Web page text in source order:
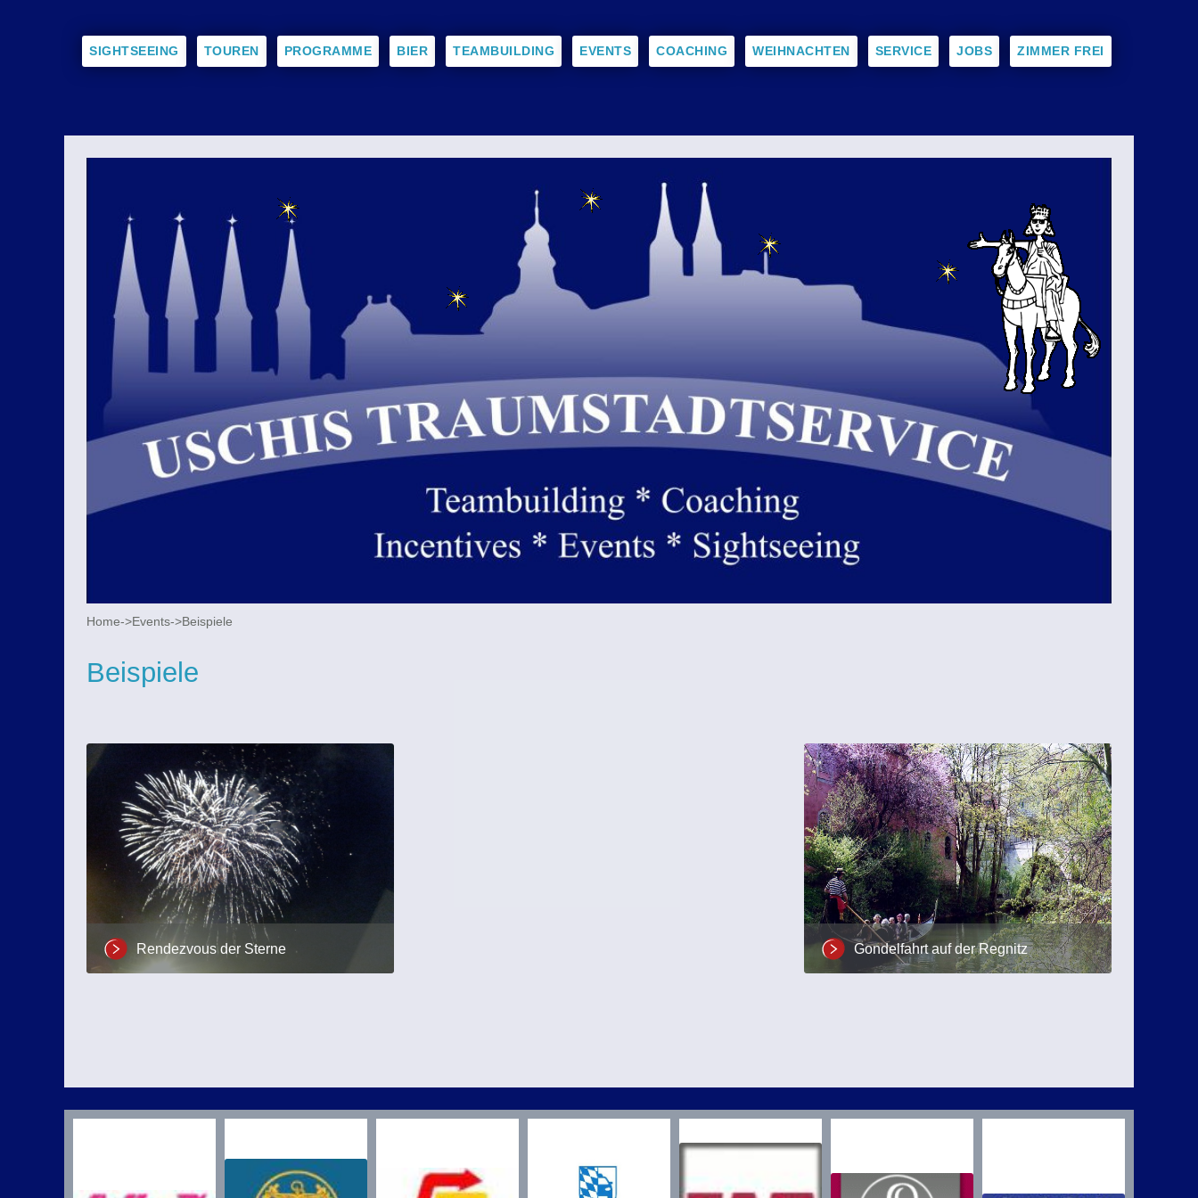
SIGHTSEEING TOUREN PROGRAMME BIER TEAMBUILDING EVENTS COACHING WEIHNACHTEN SERVICE JOBS ZIMMER FREI
Home->Events->Beispiele
Beispiele
Rendezvous der Sterne Gondelfahrt auf der Regnitz